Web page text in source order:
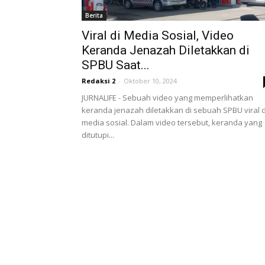
Berita
Viral di Media Sosial, Video
Keranda Jenazah Diletakkan di
SPBU Saat...
Redaksi 2 - Oktober 10, 2024
JURNALIFE - Sebuah video yang memperlihatkan
keranda jenazah diletakkan di sebuah SPBU viral
media sosial. Dalam video tersebut, keranda yang
ditutupi...